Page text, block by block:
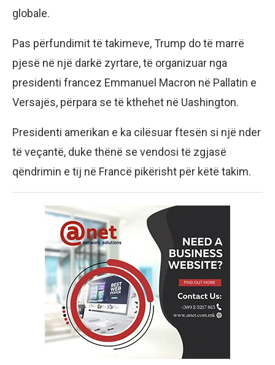
globale.
Pas përfundimit të takimeve, Trump do të marrë
pjesë në një darkë zyrtare, të organizuar nga
presidenti francez Emmanuel Macron në Pallatin e
Versajës, përpara se të kthehet në Uashington.
Presidenti amerikan e ka cilësuar ftesën si një nder
të veçantë, duke thënë se vendosi të zgjasë
qëndrimin e tij në Francë pikërisht për këtë takim.